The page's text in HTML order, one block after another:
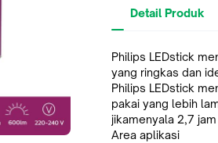
Detail Produk
Philips LEDstick
yang ringkas dan
Philips LEDstick
pakai yang lebih
jikamenyala 2,7
Area aplikasi